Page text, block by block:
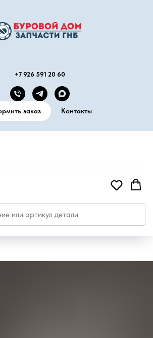
+7 926 591 20 60
заказ Контакты